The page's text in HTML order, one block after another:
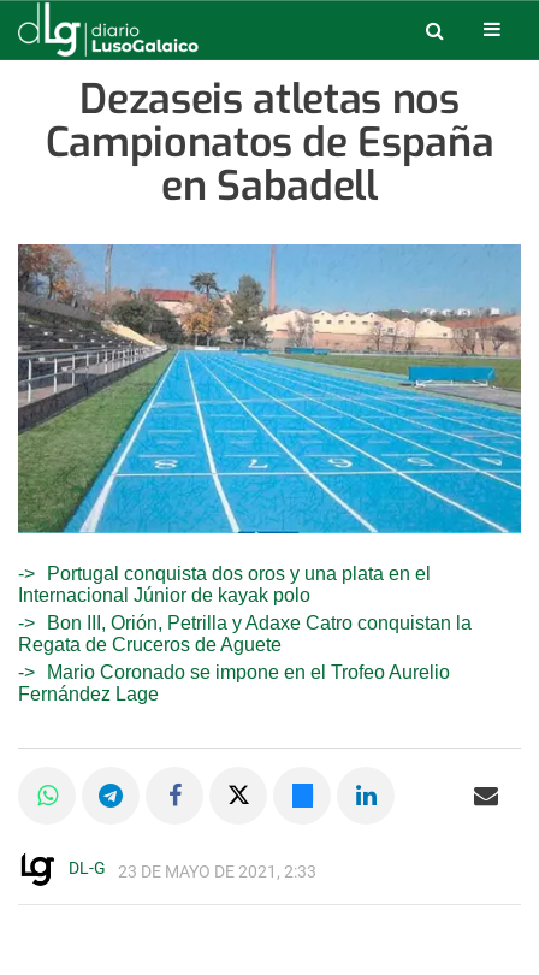
Dezaseis atletas nos
Campionatos de España
en Sabadell
Portugal conquista dos oros y una plata en el
Internacional Júnior de kayak polo
Bon III, Orión, Petrilla y Adaxe Catro conquistan la
Regata de Cruceros de Aguete
Mario Coronado se impone en el Trofeo Aurelio
Fernández Lage
DL-G 23 DE MAYO DE 2021, 2:33